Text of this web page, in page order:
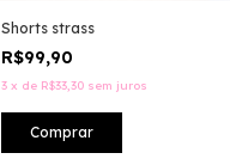
Shorts strass
R$99,90
3 x de R$33,30 sem juros
Comprar